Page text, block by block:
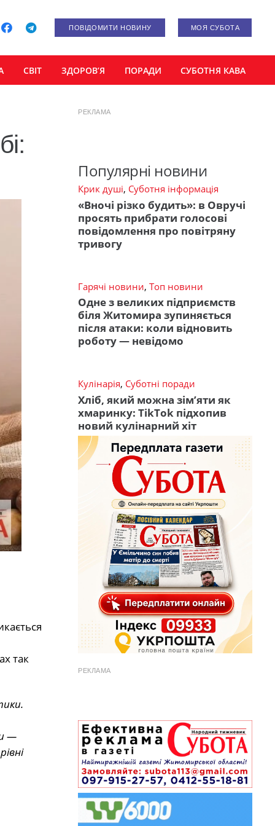
ПОВІДОМИТИ НОВИНУ МОЯ СУБОТА
СВІТ ЗДОРОВ’Я ПОРАДИ СУБОТНЯ КАВА
так
—
РЕКЛАМА
Популярні новини
Крик душі, Суботня інформація
«Вночі різко будить»: в Овручі
просять прибрати голосові
повідомлення про повітряну
тривогу
Гарячі новини, Топ новини
Одне з великих підприємств
біля Житомира зупиняється
після атаки: коли відновить
роботу — невідомо
Кулінарія, Суботні поради
Хліб, який можна зім’яти як
хмаринку: TikTok підхопив
новий кулінарний хіт
РЕКЛАМА